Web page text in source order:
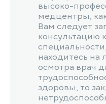
высоко-
медцентры,
Вам следует
консультацию
находитесь на
осмотра врач
здоровы, то